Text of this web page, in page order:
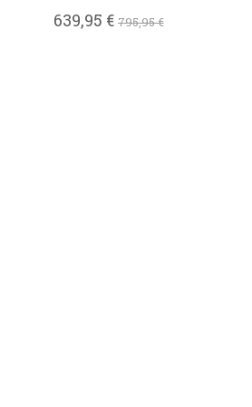
639,95 € 795,95 €